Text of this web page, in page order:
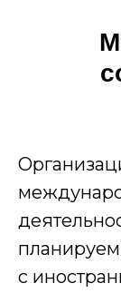
с